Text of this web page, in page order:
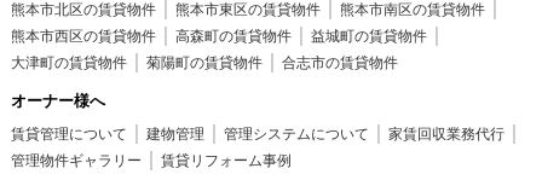
熊本市北区の賃貸物件
熊本市東区の賃貸物件
熊本市南区の賃貸物件
熊本市西区の賃貸物件
高森町の賃貸物件
益城町の賃貸物件
大津町の賃貸物件
菊陽町の賃貸物件 合志市の賃貸物件
オーナー様へ
賃貸管理について 建物管理 管理システムについて
家賃回収業務代行
管理物件ギャラリー
賃貸リフォーム事例